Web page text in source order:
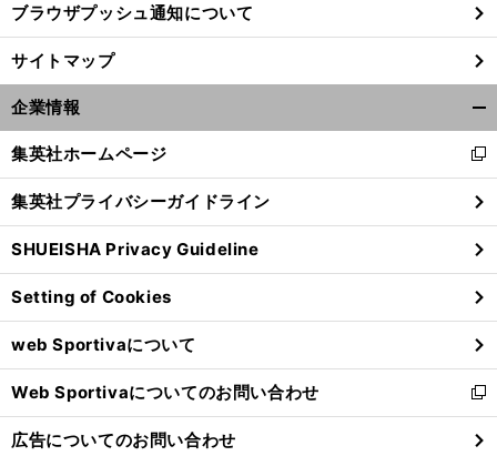
ブラウザプッシュ通知について
サイトマップ
企業情報
閉
る
集英社ホームページ
新
し
い
ウ
ィ
ン
ド
ウ
で
開
く
集英社プライバシーガイドライン
SHUEISHA Privacy Guideline
Setting of Cookies
web Sportivaについて
Web Sportivaについてのお問い合わせ
新
し
い
広告についてのお問い合わせ